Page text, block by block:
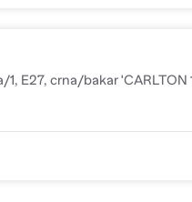
1, E27, crna/bakar 'CARLTON